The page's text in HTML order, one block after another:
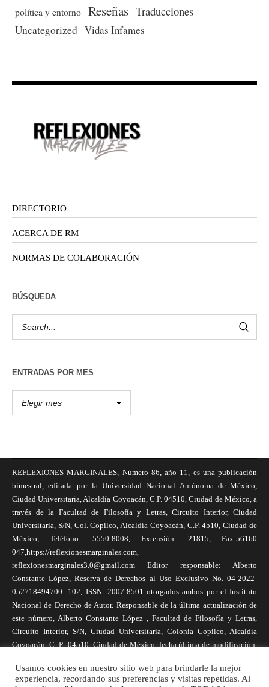
política y entorno Reseñas Traducciones
Uncategorized Vidas Infames
DIRECTORIO
ACERCA DE RM
NORMAS DE COLABORACIÓN
BÚSQUEDA
ENTRADAS POR MES
REFLEXIONES MARGINALES, Número 86, año 11, es una publicación
bimestral, editada por la Universidad Nacional Autónoma de México,
Ciudad Universitaria, Alcaldía Coyoacán, C.P. 04510, Ciudad de México, a
través de la Facultad de Filosofía y Letras, Circuito Interior, Ciudad
Universitaria, S/N, Col. Copilco, Alcaldía Coyoacán, C.P. 4510, Ciudad de
México, Teléfono: 5550-8008, Extensión: 21815, Fax:56160
047,https://reflexionesmarginales.com,
reflexionesmarginales3.0@gmail.com Editor responsable: Alberto
Constante López, Reserva de Derechos al Uso Exclusivo No. 04-2022-
052718494700- 102, ISSN: 2007-8501 otorgados ambos por el Instituto
Nacional de Derecho de Autor. Responsable de la última actualización de
este número, Alberto Constante López , Facultad de Filosofía y Letras,
Circuito Interior, S/N, Ciudad Universitaria, Colonia Copilco, Alcaldía
Coyoacán, C. P., 04510, Ciudad de México, fecha última de modificación,
necesariamente reflejan la postura de la revista, ni de Universidad Nacional
Autónoma de México. Los autores son responsables de los contenidos de
Usamos cookies en nuestro sitio web para brindarle la mejor
experiencia, recordando sus preferencias y visitas repetidas. Al